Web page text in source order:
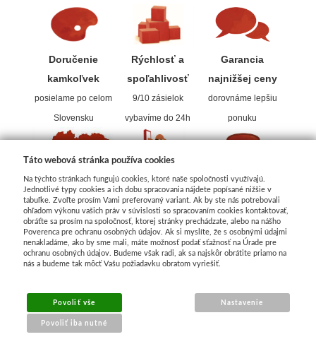
Doručenie
kamkoľvek
Rýchlosť a
spoľahlivosť
Garancia
najnižšej ceny
posielame po celom
Slovensku
9/10 zásielok
vybavíme do 24h
dorovnáme lepšiu
ponuku
Táto webová stránka používa cookies
Na týchto stránkach fungujú cookies, ktoré naše spoločnosti využívajú.
Jednotlivé typy cookies a ich dobu spracovania nájdete popísané nižšie v
tabuľke. Zvoľte prosím Vami preferovaný variant. Ak by ste nás potrebovali
ohľadom výkonu vašich práv v súvislosti so spracovaním cookies kontaktovať,
obráťte sa prosím na spoločnosť, ktorej stránky prechádzate, alebo na nášho
Poverenca pre ochranu osobných údajov. Ak si myslíte, že s osobnými údajmi
nenakladáme, ako by sme mali, máte možnosť podať sťažnosť na Úrade pre
ochranu osobných údajov. Budeme však radi, ak sa najskôr obrátite priamo na
nás a budeme tak môcť Vašu požiadavku obratom vyriešiť.
Povoliť vše
Povoliť iba nutné
Nastavenie